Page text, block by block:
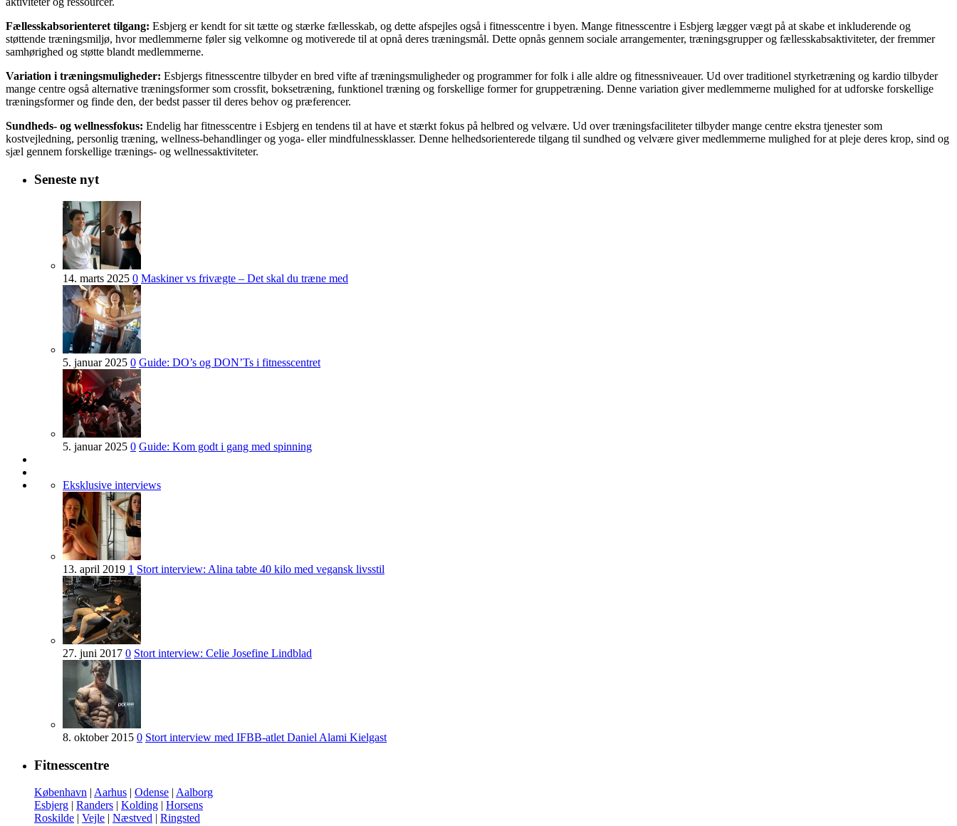
Fællesskabsorienteret tilgang: Esbjerg er kendt for sit tætte og stærke fællesskab, og dette afspejles også i fitnesscentre i byen. Mange fitnesscentre i Esbjerg lægger vægt på at skabe et inkluderende og
støttende træningsmiljø, hvor medlemmerne føler sig velkomne og motiverede til at opnå deres træningsmål. Dette opnås gennem sociale arrangementer, træningsgrupper og fællesskabsaktiviteter, der fremmer
samhørighed og støtte blandt medlemmerne.
Variation i træningsmuligheder: Esbjergs fitnesscentre tilbyder en bred vifte af træningsmuligheder og programmer for folk i alle aldre og fitnessniveauer. Ud over traditionel styrketræning og kardio tilbyder
mange centre også alternative træningsformer som crossfit, boksetræning, funktionel træning og forskellige former for gruppetræning. Denne variation giver medlemmerne mulighed for at udforske forskellige
træningsformer og finde den, der bedst passer til deres behov og præferencer.
Sundheds- og wellnessfokus: Endelig har fitnesscentre i Esbjerg en tendens til at have et stærkt fokus på helbred og velvære. Ud over træningsfaciliteter tilbyder mange centre ekstra tjenester som
kostvejledning, personlig træning, wellness-behandlinger og yoga- eller mindfulnessklasser. Denne helhedsorienterede tilgang til sundhed og velvære giver medlemmerne mulighed for at pleje deres krop, sind og
sjæl gennem forskellige trænings- og wellnessaktiviteter.
Seneste nyt
14. marts 2025 0 Maskiner vs frivægte – Det skal du træne med
5. januar 2025 0 Guide: DO’s og DON’Ts i fitnesscentret
5. januar 2025 0 Guide: Kom godt i gang med spinning
Eksklusive interviews
13. april 2019 1 Stort interview: Alina tabte 40 kilo med vegansk livsstil
27. juni 2017 0 Stort interview: Celie Josefine Lindblad
8. oktober 2015 0 Stort interview med IFBB-atlet Daniel Alami Kielgast
Fitnesscentre
København | Aarhus | Odense | Aalborg
Esbjerg | Randers | Kolding | Horsens
Roskilde | Vejle | Næstved | Ringsted